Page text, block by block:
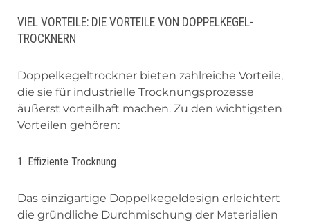
VIEL VORTEILE: DIE VORTEILE VON DOPPELKEGEL-
TROCKNERN
Doppelkegeltrockner bieten zahlreiche Vorteile,
die sie für industrielle Trocknungsprozesse
äußerst vorteilhaft machen. Zu den wichtigsten
Vorteilen gehören:
1. Effiziente Trocknung
Das einzigartige Doppelkegeldesign erleichtert
die gründliche Durchmischung der Materialien